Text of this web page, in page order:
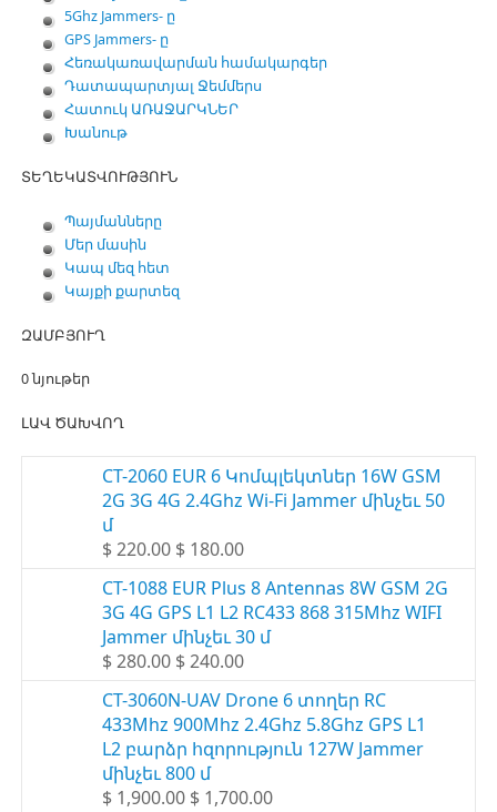
5Ghz Jammers- ը
GPS Jammers- ը
Հեռակառավարման համակարգեր
Դատապարտյալ Ջեմմերս
Հատուկ ԱՌԱՋԱՐԿՆԵՐ
Խանութ
ՏԵՂԵԿԱՏՎՈՒԹՅՈՒՆ
Պայմանները
Մեր մասին
Կապ մեզ հետ
Կայքի քարտեզ
ԶԱՄԲՅՈՒՂ
0 նյութեր
ԼԱՎ ԾԱԽՎՈՂ
CT-2060 EUR 6 Կոմպլեկտներ 16W GSM
2G 3G 4G 2.4Ghz Wi-Fi Jammer մինչեւ 50
մ
$ 220.00 $ 180.00
CT-1088 EUR Plus 8 Antennas 8W GSM 2G
3G 4G GPS L1 L2 RC433 868 315Mhz WIFI
Jammer մինչեւ 30 մ
$ 280.00 $ 240.00
CT-3060N-UAV Drone 6 տողեր RC
433Mhz 900Mhz 2.4Ghz 5.8Ghz GPS L1
L2 բարձր հզորություն 127W Jammer
մինչեւ 800 մ
$ 1,900.00 $ 1,700.00